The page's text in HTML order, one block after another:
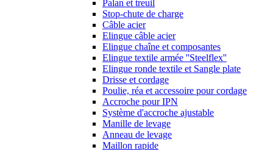
Palan et treuil
Stop-chute de charge
Câble acier
Elingue câble acier
Elingue chaîne et composantes
Elingue textile armée ''Steelflex''
Elingue ronde textile et Sangle plate
Drisse et cordage
Poulie, réa et accessoire pour cordage
Accroche pour IPN
Système d'accroche ajustable
Manille de levage
Anneau de levage
Maillon rapide